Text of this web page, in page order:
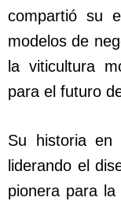
compartió su
modelos de
la viticultura
para el futuro
Su historia en
liderando el
pionera para